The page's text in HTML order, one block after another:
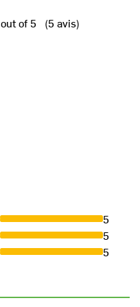
out of 5 (5avis)
5
5
5